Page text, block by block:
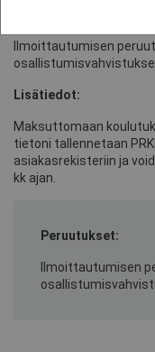
Ilmoittautumisen
Lisätiedot:
Maksuttomaan
tietoni tallennetaan
asiakasrekisteriin ja
kk ajan.
Peruutukset:
llmoittautumisen